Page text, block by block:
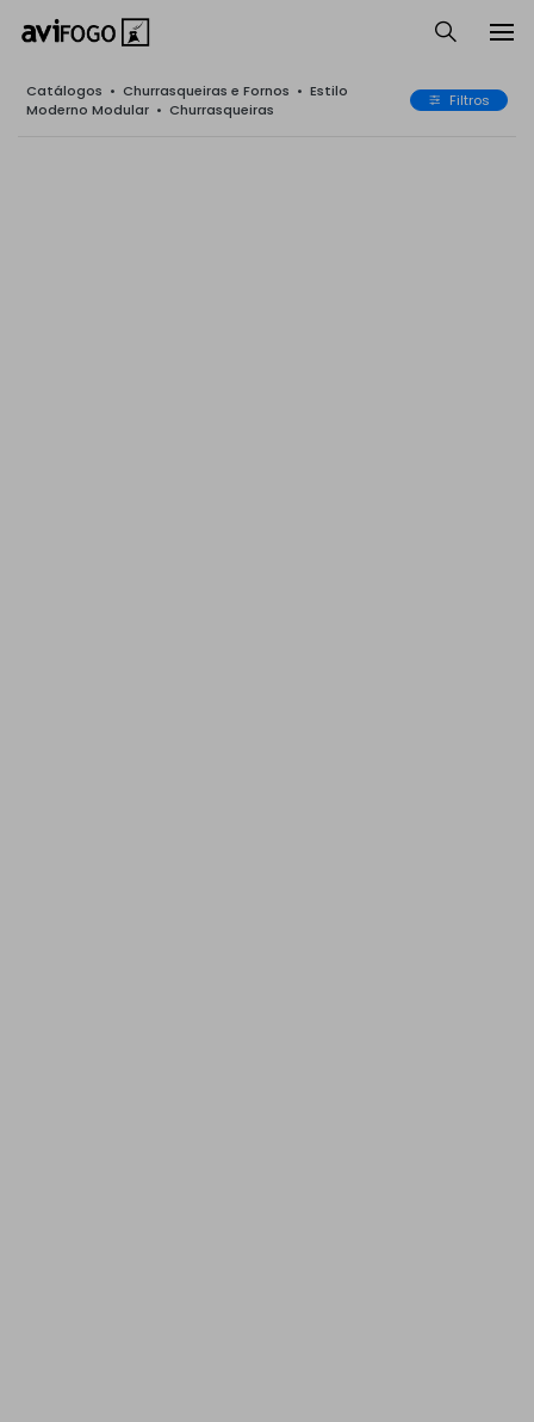
Catálogos • Churrasqueiras e Fornos • Estilo
Moderno Modular • Churrasqueiras Filtros